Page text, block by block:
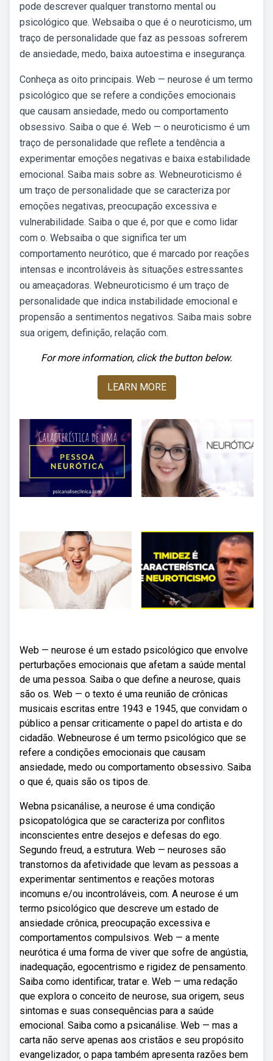
pode descrever qualquer transtorno mental ou
psicológico que. Websaiba o que é o neuroticismo, um
traço de personalidade que faz as pessoas sofrerem
de ansiedade, medo, baixa autoestima e insegurança.
Conheça as oito principais. Web — neurose é um termo
psicológico que se refere a condições emocionais
que causam ansiedade, medo ou comportamento
obsessivo. Saiba o que é. Web — o neuroticismo é um
traço de personalidade que reflete a tendência a
experimentar emoções negativas e baixa estabilidade
emocional. Saiba mais sobre as. Webneuroticismo é
um traço de personalidade que se caracteriza por
emoções negativas, preocupação excessiva e
vulnerabilidade. Saiba o que é, por que e como lidar
com o. Websaiba o que significa ter um
comportamento neurótico, que é marcado por reações
intensas e incontroláveis às situações estressantes
ou ameaçadoras. Webneuroticismo é um traço de
personalidade que indica instabilidade emocional e
propensão a sentimentos negativos. Saiba mais sobre
sua origem, definição, relação com.
For more information, click the button below.
LEARN MORE
Web — neurose é um estado psicológico que envolve
perturbações emocionais que afetam a saúde mental
de uma pessoa. Saiba o que define a neurose, quais
são os. Web — o texto é uma reunião de crônicas
musicais escritas entre 1943 e 1945, que convidam o
público a pensar criticamente o papel do artista e do
cidadão. Webneurose é um termo psicológico que se
refere a condições emocionais que causam
ansiedade, medo ou comportamento obsessivo. Saiba
o que é, quais são os tipos de.
Webna psicanálise, a neurose é uma condição
psicopatológica que se caracteriza por conflitos
inconscientes entre desejos e defesas do ego.
Segundo freud, a estrutura. Web — neuroses são
transtornos da afetividade que levam as pessoas a
experimentar sentimentos e reações motoras
incomuns e/ou incontroláveis, com. A neurose é um
termo psicológico que descreve um estado de
ansiedade crônica, preocupação excessiva e
comportamentos compulsivos. Web — a mente
neurótica é uma forma de viver que sofre de angústia,
inadequação, egocentrismo e rigidez de pensamento.
Saiba como identificar, tratar e. Web — uma redação
que explora o conceito de neurose, sua origem, seus
sintomas e suas consequências para a saúde
emocional. Saiba como a psicanálise. Web — mas a
carta não serve apenas aos cristãos e seu propósito
evangelizador, o papa também apresenta razões bem